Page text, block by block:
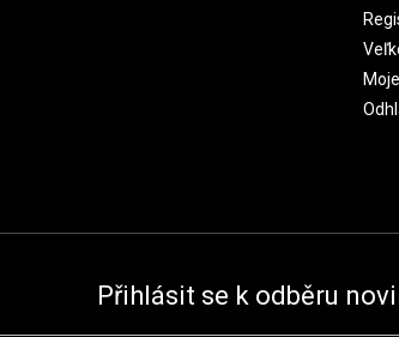
Přihlásit se k odběru